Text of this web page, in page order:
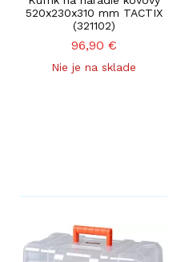
520x230x310 mm TACTIX
(321102)
96,90 €
Nie je na sklade